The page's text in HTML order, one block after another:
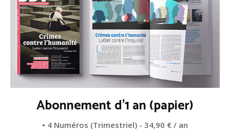
Abonnement d'1 an (papier)
• 4 Numéros (Trimestriel) - 34,90 € / an